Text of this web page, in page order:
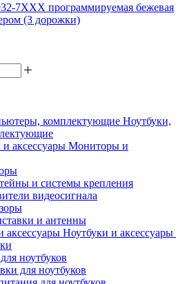
7XXX программируемая бежевая
(3 дорожки)
Ноутбуки,
Мониторы и
и системы крепления
видеосигнала
и антенны
Ноутбуки и аксессуары
ноутбуков
для ноутбуков